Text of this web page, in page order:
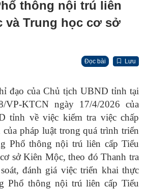
thông nội trú liên
và Trung học cơ sở
Đọc bài Lưu
đạo của Chủ tịch UBND tỉnh tại
VP-KTCN ngày 17/4/2026 của
tỉnh về việc kiểm tra việc chấp
pháp luật trong quá trình triển
Phổ thông nội trú liên cấp Tiểu
sở Kiên Mộc, theo đó Thanh tra
đánh giá việc triển khai thực
Phổ thông nội trú liên cấp Tiểu